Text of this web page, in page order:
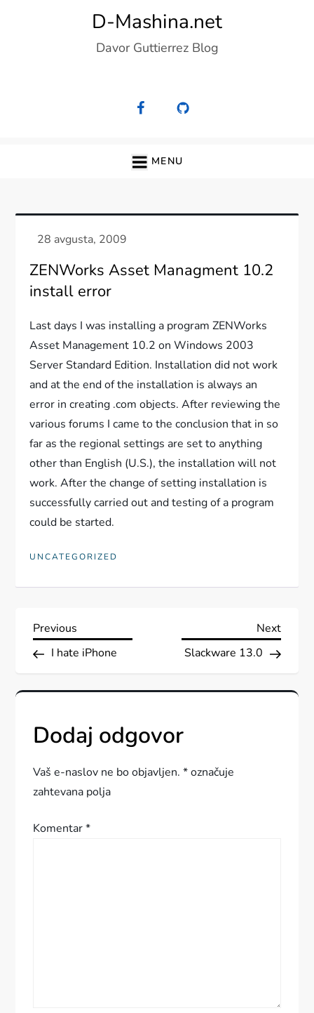
D-Mashina.net
Davor Guttierrez Blog
MENU
ZENWorks Asset Managment 10.2
install error
Last days I was installing a program ZENWorks
Asset Management 10.2 on Windows 2003
Server Standard Edition. Installation did not work
and at the end of the installation is always an
error in creating .com objects. After reviewing the
various forums I came to the conclusion that in so
far as the regional settings are set to anything
other than English (U.S.), the installation will not
work. After the change of setting installation is
successfully carried out and testing of a program
could be started.
UNCATEGORIZED
N
a
v
i
g
a
c
Previous
Post
Previous
I hate iPhone
Next
Next
Slackware 13.0
Dodaj odgovor
Vaš e-naslov ne bo objavljen. *označuje
zahtevana polja
Komentar*